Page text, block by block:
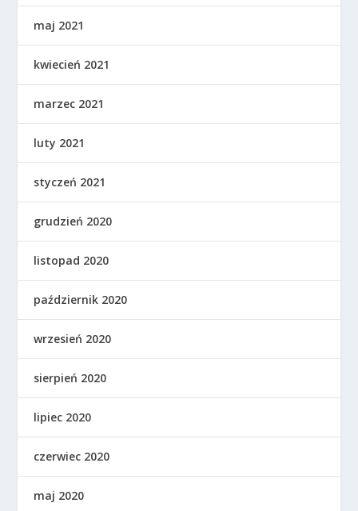
maj 2021
kwiecień 2021
marzec 2021
luty 2021
styczeń 2021
grudzień 2020
listopad 2020
październik 2020
wrzesień 2020
sierpień 2020
lipiec 2020
czerwiec 2020
maj 2020